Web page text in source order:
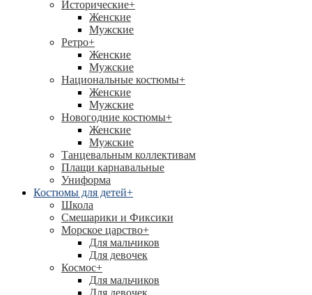
Исторические+
Женские
Мужские
Ретро+
Женские
Мужские
Национальные костюмы+
Женские
Мужские
Новогодние костюмы+
Женские
Мужские
Танцевальным коллективам
Плащи карнавальные
Униформа
Костюмы для детей+
Школа
Смешарики и Фиксики
Морское царство+
Для мальчиков
Для девочек
Космос+
Для мальчиков
Для девочек